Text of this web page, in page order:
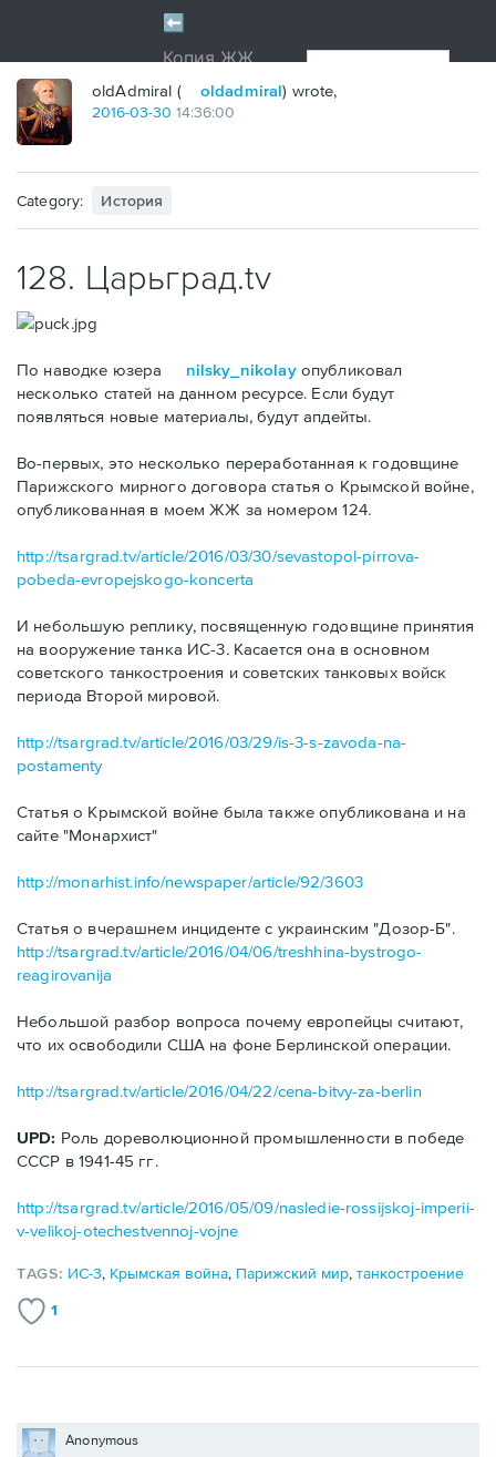
oldAdmiral ( oldadmiral) wrote,
2016-03-30 14:36:00
Category: История
128. Царьград.tv
По наводке юзера nilsky_nikolayопубликовал
несколько статей на данном ресурсе. Если будут
появляться новые материалы, будут апдейты.
Во-первых, это несколько переработанная к годовщине
Парижского мирного договора статья о Крымской войне,
опубликованная в моем ЖЖ за номером 124.
http://tsargrad.tv/article/2016/03/30/sevastopol-pirrova-
pobeda-evropejskogo-koncerta
И небольшую реплику, посвященную годовщине принятия
на вооружение танка ИС-3. Касается она в основном
советского танкостроения и советских танковых войск
периода Второй мировой.
http://tsargrad.tv/article/2016/03/29/is-3-s-zavoda-na-
postamenty
Статья о Крымской войне была также опубликована и на
сайте "Монархист"
http://monarhist.info/newspaper/article/92/3603
Статья о вчерашнем инциденте с украинским "Дозор-Б".
http://tsargrad.tv/article/2016/04/06/treshhina-bystrogo-
reagirovanija
Небольшой разбор вопроса почему европейцы считают,
что их освободили США на фоне Берлинской операции.
http://tsargrad.tv/article/2016/04/22/cena-bitvy-za-berlin
UPD: Роль дореволюционной промышленности в победе
СССР в 1941-45 гг.
http://tsargrad.tv/article/2016/05/09/nasledie-rossijskoj-imperii-
v-velikoj-otechestvennoj-vojne
TAGS: ИС-3, Крымская война, Парижский мир,танкостроение
1
Anonymous